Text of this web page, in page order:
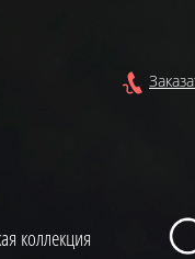
коллекция